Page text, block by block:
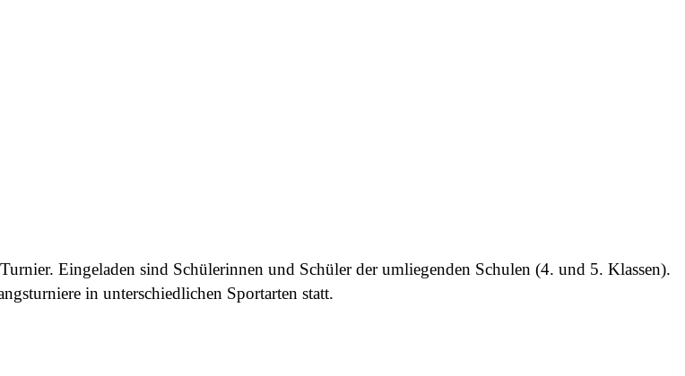
Eingeladen sind Schülerinnen und Schüler der umliegenden Schulen (4. und 5. Klassen).
in unterschiedlichen Sportarten statt.